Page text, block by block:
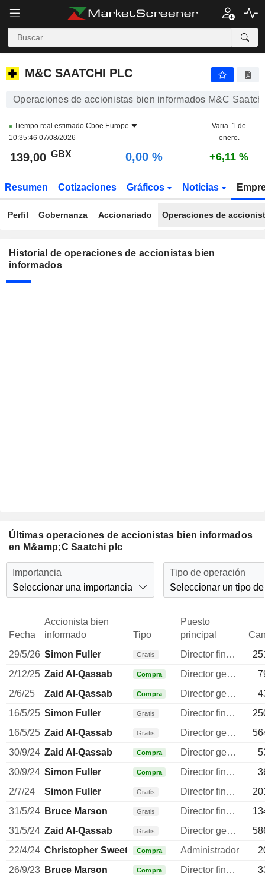
M&C SAATCHI PLC
M&C SAATCHI PLC
Operaciones de accionistas bien informados M&C
Tiempo real estimado Cboe Europe
10:35:46 07/08/2026
Varia. 1 de
enero.
139,00 GBX 0,00 % +6,11 %
Resumen Cotizaciones Gráficos Noticias
Perfil Gobernanza Accionariado Operaciones de
Historial de operaciones de accionistas bien
informados
Últimas operaciones de accionistas bien informados
en M&amp;C Saatchi plc
Importancia
Seleccionar una importancia
Tipo de operación
Seleccionar un tipo
Fecha
Accionista bien
informado
Tipo
Puesto
principal
29/5/26 Simon Fuller Gratis Director financiero
2/12/25 Zaid Al-Qassab Compra Director general
2/6/25
Zaid Al-Qassab Compra Director general
16/5/25 Simon Fuller Gratis Director financiero
16/5/25 Zaid Al-Qassab Gratis Director general
30/9/24 Zaid Al-Qassab Compra Director general
30/9/24 Simon Fuller Compra Director financiero
2/7/24
Simon Fuller Gratis Director financiero
31/5/24 Bruce Marson Gratis Director financiero
31/5/24 Zaid Al-Qassab Gratis Director general
22/4/24 Christopher SweetlandCompra Administrador
26/9/23 Bruce Marson Compra Director financiero